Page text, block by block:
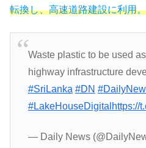
転換し、高速道路建設に利用。
Waste plastic to be used
highway infrastructure
#SriLanka #DN
#LakeHouseDigital https://
— Daily News